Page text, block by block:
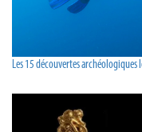
Les 15 découvertes archéologiques